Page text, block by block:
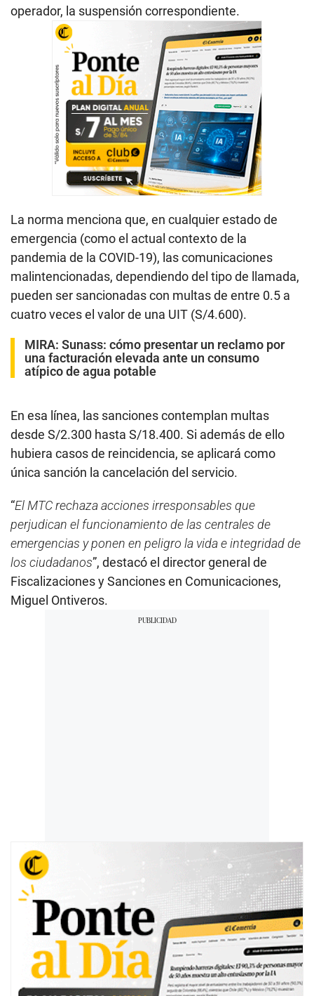
operador, la suspensión correspondiente.
La norma menciona que, en cualquier estado de
emergencia (como el actual contexto de la
pandemia de la COVID-19), las comunicaciones
malintencionadas, dependiendo del tipo de llamada,
pueden ser sancionadas con multas de entre 0.5 a
cuatro veces el valor de una UIT (S/4.600).
MIRA: Sunass: cómo presentar un reclamo por
una facturación elevada ante un consumo
atípico de agua potable
En esa línea, las sanciones contemplan multas
desde S/2.300 hasta S/18.400. Si además de ello
hubiera casos de reincidencia, se aplicará como
única sanción la cancelación del servicio.
“El MTC rechaza acciones irresponsables que
perjudican el funcionamiento de las centrales de
emergencias y ponen en peligro la vida e integridad de
los ciudadanos”, destacó el director general de
Fiscalizaciones y Sanciones en Comunicaciones,
Miguel Ontiveros.